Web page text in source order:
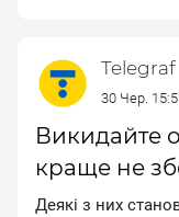
Telegraf
30 Чер.
Викидайте
краще не
Дeякi з ниx